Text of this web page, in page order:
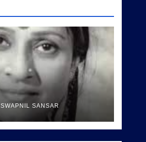
SWAPNIL SANSAR